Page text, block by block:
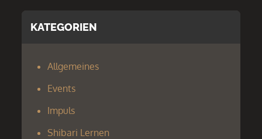
KATEGORIEN
Allgemeines
Events
Impuls
Shibari Lernen